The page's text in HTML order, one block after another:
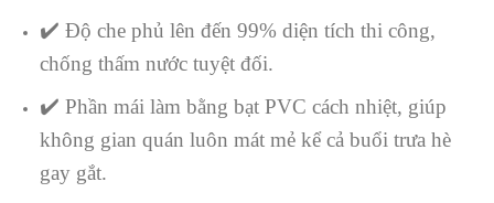
✔️ Độ che phủ lên đến 99% diện tích thi công,
chống thấm nước tuyệt đối.
✔️ Phần mái làm bằng bạt PVC cách nhiệt, giúp
không gian quán luôn mát mẻ kể cả buổi trưa hè
gay gắt.